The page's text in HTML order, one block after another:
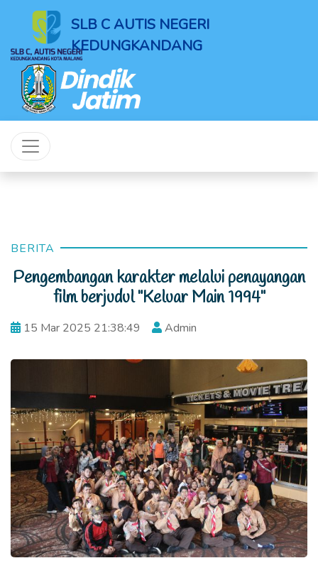
SLB C AUTIS NEGERI
KEDUNGKANDANG
BERITA
Pengembangan karakter melalui penayangan
film berjudul "Keluar Main 1994"
15 Mar 2025 21:38:49 Admin